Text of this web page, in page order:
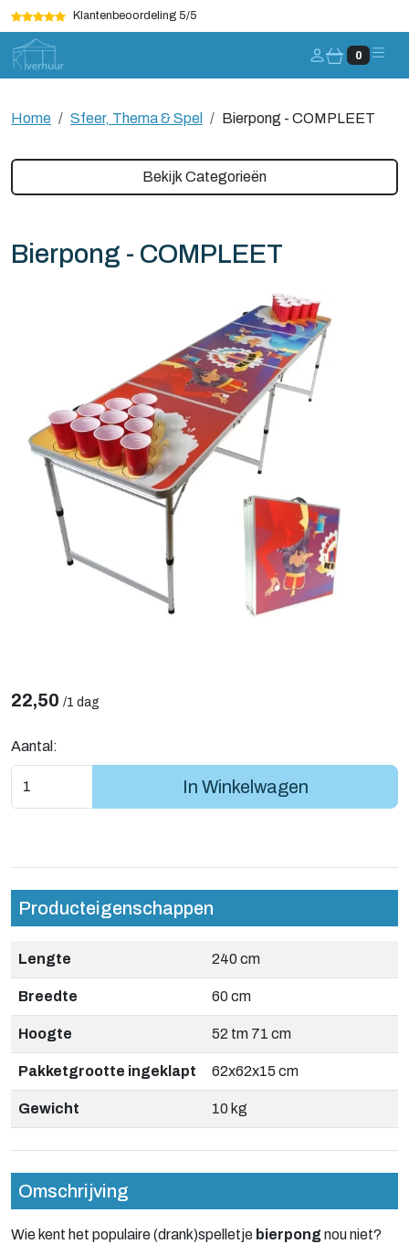
Klantenbeoordeling 5/5
Account 0
Home Sfeer, Thema & Spel Bierpong - COMPLEET
Bekijk Categorieën
Bierpong - COMPLEET
22,50 /1 dag
Aantal:
In Winkelwagen
Producteigenschappen
Lengte 240 cm
Breedte 60 cm
Hoogte 52 tm 71 cm
Pakketgrootte ingeklapt 62x62x15 cm
Gewicht 10 kg
Omschrijving
Wie kent het populaire (drank)spelletje bierpongnou niet?